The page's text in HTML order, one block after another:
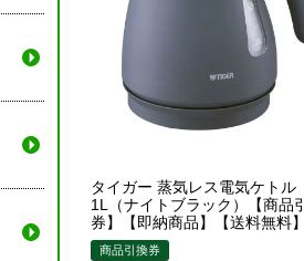
タイガー 蒸気レス電気ケトル
1L（ナイトブラック）【商品
券】【即納商品】【送料無料】
商品引換券